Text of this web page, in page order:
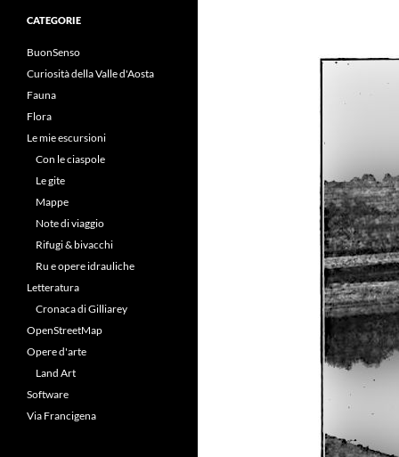
CATEGORIE
BuonSenso
Curiosità della Valle d'Aosta
Fauna
Flora
Le mie escursioni
Con le ciaspole
Le gite
Mappe
Note di viaggio
Rifugi & bivacchi
Ru e opere idrauliche
Letteratura
Cronaca di Gilliarey
OpenStreetMap
Opere d'arte
Land Art
Software
Via Francigena